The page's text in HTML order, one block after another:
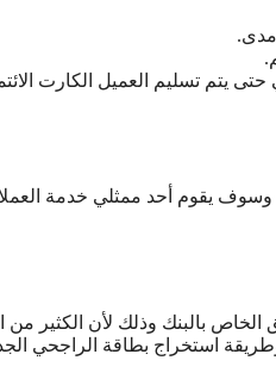
مدى.
يتم تسليم العميل الكارت
يمكن استخراج بطاقة الراجحي الجديدة عبر الاتصال بالرقم الموحد لبنك الراجحي وهو 00966920003344 وسوف يقوم أحد ممثلي خدمة
بالبنك وذلك لأن الكثير من
استخراج بطاقة الراجحي